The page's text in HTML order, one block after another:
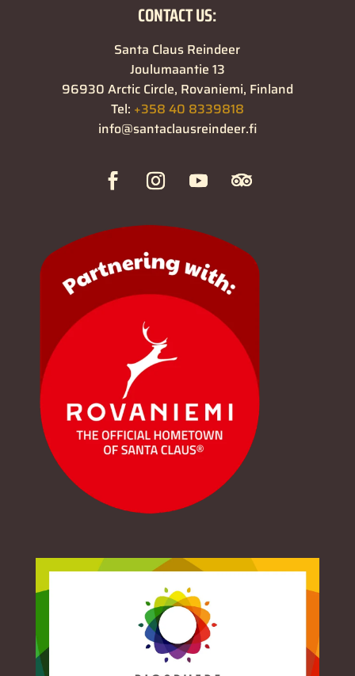
CONTACT US:
Santa Claus Reindeer
Joulumaantie 13
96930 Arctic Circle, Rovaniemi, Finland
Tel: +358 40 8339818
info@santaclausreindeer.fi